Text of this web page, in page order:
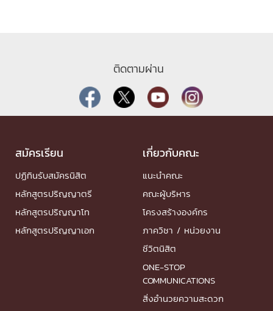
ติดตามผ่าน
สมัครเรียน
ปฏิทินรับสมัครนิสิต
หลักสูตรปริญญาตรี
หลักสูตรปริญญาโท
หลักสูตรปริญญาเอก
เกี่ยวกับคณะ
แนะนำคณะ
คณะผู้บริหาร
โครงสร้างองค์กร
ภาควิชา / หน่วยงาน
ชีวิตนิสิต
ONE-STOP
COMMUNICATIONS
สิ่งอำนวยความสะดวก